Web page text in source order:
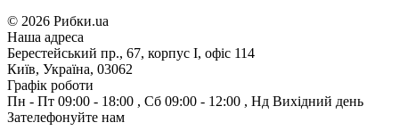
© 2026 Рибки.ua
Наша адреса
Берестейський пр., 67, корпус І, офіс 114
Київ, Україна, 03062
Графік роботи
Пн - Пт 09:00 - 18:00 , Сб 09:00 - 12:00 , Нд Вихідний день
Зателефонуйте нам